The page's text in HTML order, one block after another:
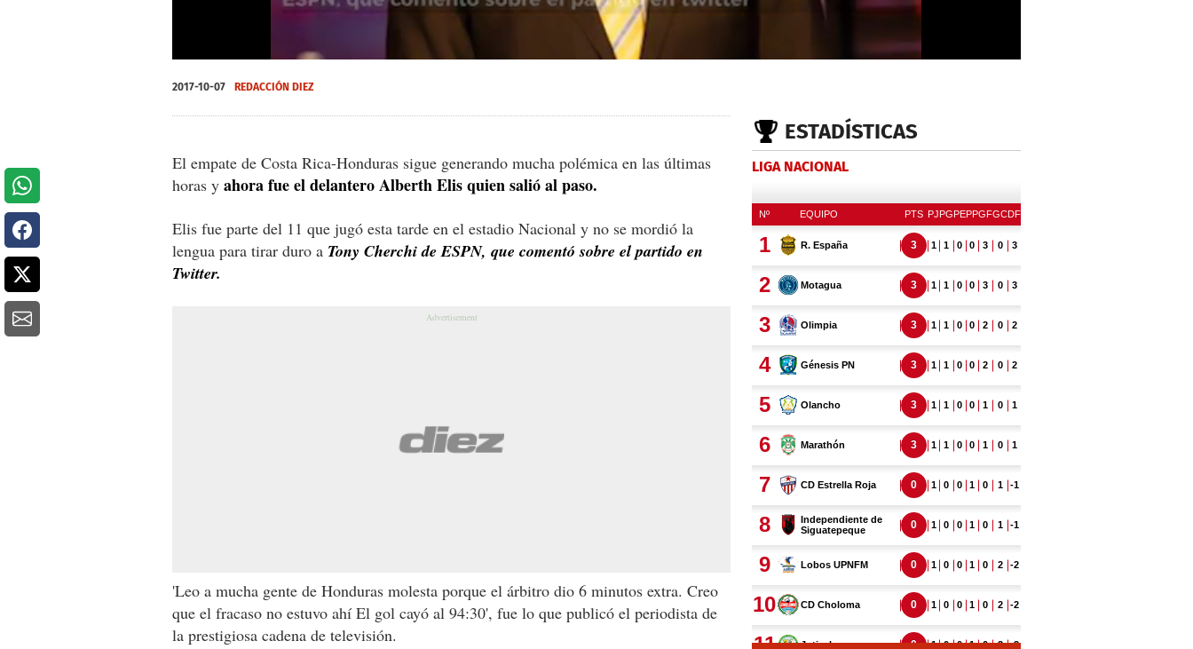
seconds
of
2017-10-07 REDACCIÓN DIEZ
El empate de Costa Rica-Honduras sigue generando mucha polémica en las últimas
horas y ahora fue el delantero Alberth Elis quien salió al paso.
Elis fue parte del 11 que jugó esta tarde en el estadio Nacional y no se mordió la
lengua para tirar duro a Tony Cherchi de ESPN, que comentó sobre el partido en
Twitter.
'Leo a mucha gente de Honduras molesta porque el árbitro dio 6 minutos extra. Creo
que el fracaso no estuvo ahí El gol cayó al 94:30', fue lo que publicó el periodista de
la prestigiosa cadena de televisión.
ESTADÍSTICAS
LIGA NACIONAL